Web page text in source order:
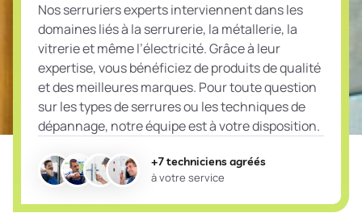
Nos serruriers experts interviennent dans les
domaines liés à la serrurerie, la métallerie, la
vitrerie et même l’électricité. Grâce à leur
expertise, vous bénéficiez de produits de qualité
et des meilleures marques. Pour toute question
sur les types de serrures ou les techniques de
dépannage, notre équipe est à votre disposition.
+7 techniciens agréés
à votre service